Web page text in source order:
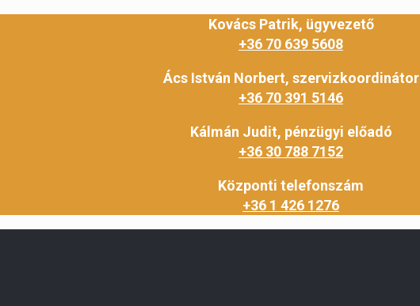
Kovács Patrik, ügyvezető
+36 70 639 5608
Ács István Norbert, szervizkoordinátor
+36 70 391 5146
Kálmán Judit, pénzügyi előadó
+36 30 788 7152
Központi telefonszám
+36 1 426 1276